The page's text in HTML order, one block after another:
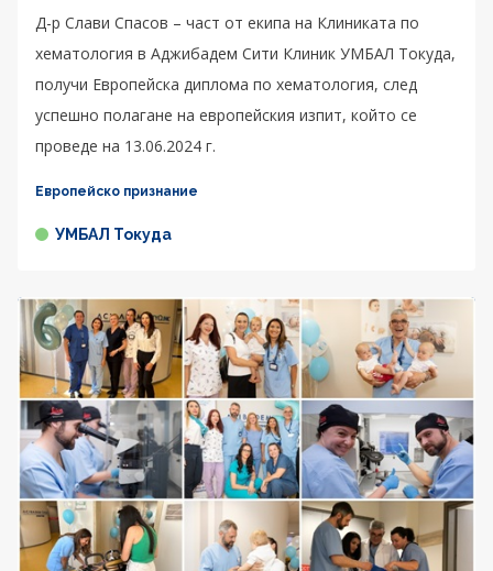
Д-р Слави Спасов – част от екипа на Клиниката по
хематология в Аджибадем Сити Клиник УМБАЛ Токуда,
получи Европейска диплома по хематология, след
успешно полагане на европейския изпит, който се
проведе на 13.06.2024 г.
Европейско признание
УМБАЛ Токуда